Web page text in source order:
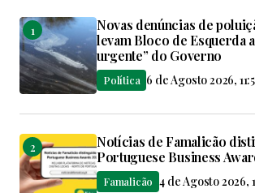
Novas denúncias de
levam Bloco de Esquerda
urgente” do Governo
Política 6 de Agosto 2026,
Notícias de Famalicão
Portuguese Business
Famalicão 4 de Agosto 2026,